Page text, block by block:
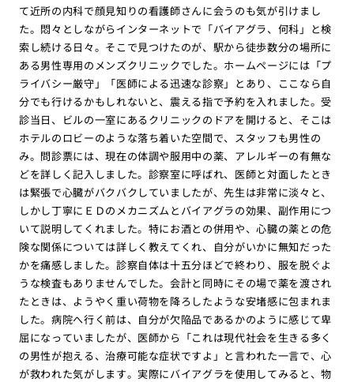
て近所の内科で顔見知りの看護師さんに会うのも気が引けまし
た。悶々としながらインターネットで「バイアグラ、何科」と検
索し続ける日々。そこで見つけたのが、駅から徒歩数分の場所に
ある男性専用のメンズクリニックでした。ホームページには「プ
ライバシー厳守」「医師による迅速な診察」とあり、ここなら自
分でも行けるかもしれないと、震える指で予約を入れました。受
診当日、ビルの一室にあるクリニックのドアを開けると、そこは
ホテルのロビーのような落ち着いた空間で、スタッフも男性の
み。問診票には、現在の体調や服用中の薬、アレルギーの有無な
どを詳しく記入しました。診察室に呼ばれ、医師と対面したとき
は緊張で心臓がバクバクしていましたが、先生は非常に淡々と、
しかし丁寧にＥＤのメカニズムとバイアグラの効果、副作用につ
いて説明してくれました。特にお酒との併用や、心臓の薬との危
険な関係については詳しく教えてくれ、自分がいかに無知だった
かを痛感しました。診察自体は十五分ほどで終わり、服を脱ぐよ
うな検査もありませんでした。会計と同時にその場で薬を渡され
たときは、ようやく重い荷物を降ろしたような安堵感に包まれま
した。病院へ行く前は、自分が欠陥品であるかのように感じて卑
屈になっていましたが、医師から「これは現代社会を生きる多く
の男性が抱える、治療可能な症状ですよ」と言われた一言で、心
が救われた気がします。実際にバイアグラを使用してみると、物